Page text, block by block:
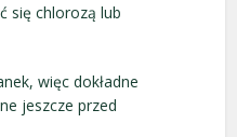
się chlorozą lub
więc dokładne
jeszcze przed